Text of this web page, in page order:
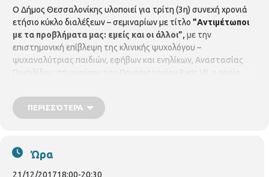
Ο Δήμος Θεσσαλονίκης υλοποιεί για τρίτη (3η) συνεχή χρονιά
ετήσιο κύκλο διαλέξεων – σεμιναρίων με τίτλο ”Αντιμέτωποι
με τα προβλήματα μας: εμείς και οι άλλοι”, με την
επιστημονική επίβλεψη της κλινικής ψυχολόγου –
ψυχαναλύτριας παιδιών, εφήβων και ενηλίκων, Αναστασίας
Πιμπιλίδου, πτυχιούχου του Πανεπιστημίου Paris VII, η οποία
παιδοψυχιατρικό τμήμα του Ιπποκράτειου Νοσοκομείου
Θεσσαλονίκης. Η δεύτερη (2η) διάλεξη θα πραγματοποιηθεί
Πρωτοχρονιά : ημέρες αγάπης ή αναμετρήσεων και
συγκρουσεων ; Η καταπολέμηση του άγχους των γιορτών
με μικρές συμβουλές αγάπης ".
ΠΕΡΙΣΣΌΤΕΡΑ
Ώρα
21/12/201718:00-20:30